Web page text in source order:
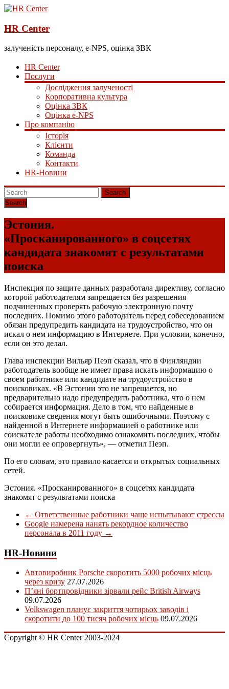
HR Center
залученість персоналу, e-NPS, оцінка ЗВК
HR Center
Послуги
Дослідження залученості
Корпоративна культура
Оцінка ЗВК
Оцінка e-NPS
Про компанію
Історія
Клієнти
Команда
Контакти
HR-Новини
Search
Эстония.
«Просканированного» в соцсетях
кандидата знакомят с результатами
поиска
Инспекция по защите данных разработала директиву, согласно
которой работодателям запрещается без разрешения
подчиненных проверять рабочую электронную почту
последних. Помимо этого работодатель перед собеседованием
обязан предупредить кандидата на трудоустройство, что он
искал о нем информацию в Интернете. При условии, конечно,
если он это делал.
Глава инспекции Вильяр Пеэп сказал, что в Финляндии
работодатель вообще не имеет права искать информацию о
своем работнике или кандидате на трудоустройство в
поисковиках. «В Эстонии это не запрещается, но
предварительно надо предупредить работника, что о нем
собирается информация. Дело в том, что найденные в
поисковике сведения могут быть ошибочными. Поэтому с
найденной в Интернете информацией о работнике или
соискателе работы необходимо ознакомить последних, чтобы
они могли ее опровергнуть», — отметил Пеэп.
По его словам, это правило касается и открытых социальных
сетей.
Эстония. «Просканированного» в соцсетях кандидата
знакомят с результатами поиска
← Ответственные работники чаще испытывают стрессы
Google намерена нанять рекордное количество
персонала в 2011 году →
HR-Новини
Автовиробник Porsche скоротить 5000 робочих місць
через кризу 27.07.2026
П’яні бортпровідники зірвали рейс British Airways
09.07.2026
Volkswagen планує закриття чотирьох заводів і
скоротити до 100 тисяч робочих місць 09.07.2026
Copyright © HR Center 2003-2024